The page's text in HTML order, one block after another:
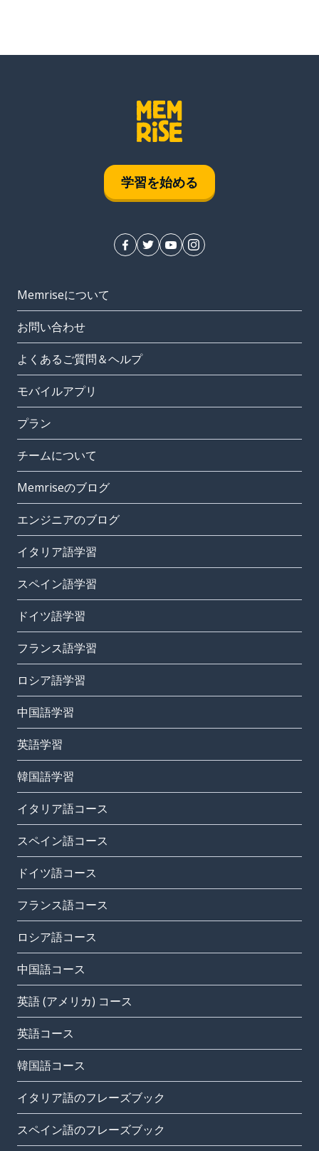
学習を始める
Memriseについて
お問い合わせ
よくあるご質問＆ヘルプ
モバイルアプリ
プラン
チームについて
Memriseのブログ
エンジニアのブログ
イタリア語学習
スペイン語学習
ドイツ語学習
フランス語学習
ロシア語学習
中国語学習
英語学習
韓国語学習
イタリア語コース
スペイン語コース
ドイツ語コース
フランス語コース
ロシア語コース
中国語コース
英語 (アメリカ) コース
英語コース
韓国語コース
イタリア語のフレーズブック
スペイン語のフレーズブック